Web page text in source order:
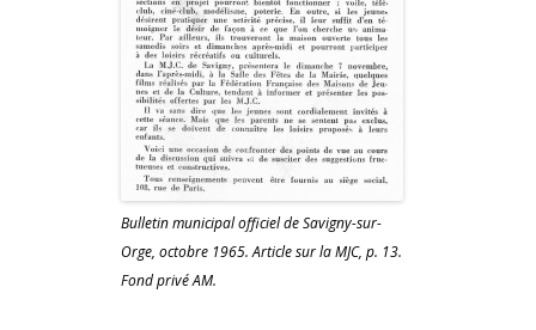
Bulletin municipal officiel de Savigny-sur-
Orge, octobre 1965. Article sur la MJC, p. 13.
Fond privé AM.